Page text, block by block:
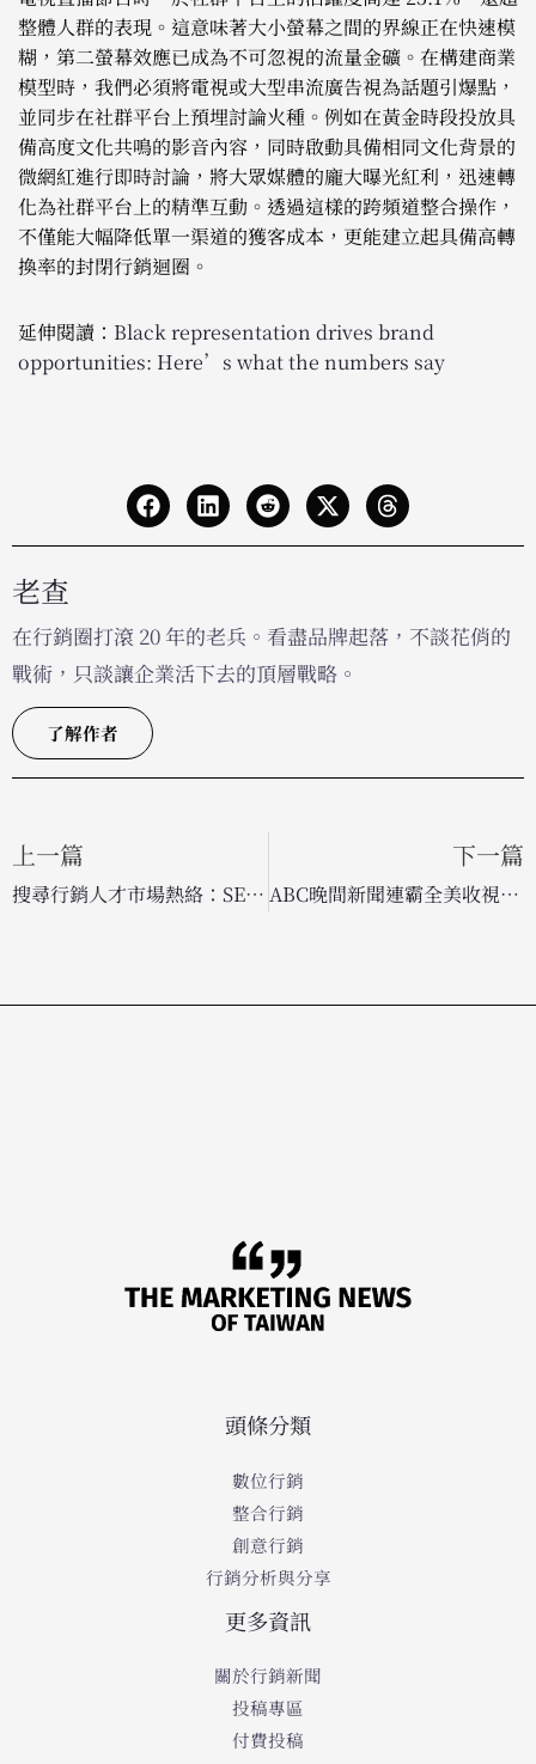
整體人群的表現。這意味著大小螢幕之間的界線正在快速模
糊，第二螢幕效應已成為不可忽視的流量金礦。在構建商業
模型時，我們必須將電視或大型串流廣告視為話題引爆點，
並同步在社群平台上預埋討論火種。例如在黃金時段投放具
備高度文化共鳴的影音內容，同時啟動具備相同文化背景的
微網紅進行即時討論，將大眾媒體的龐大曝光紅利，迅速轉
化為社群平台上的精準互動。透過這樣的跨頻道整合操作，
不僅能大幅降低單一渠道的獲客成本，更能建立起具備高轉
換率的封閉行銷迴圈。
延伸閱讀： Black representation drives brand
opportunities: Here’s what the numbers say
老查
在行銷圈打滾 20 年的老兵。看盡品牌起落，不談花俏的
戰術，只談讓企業活下去的頂層戰略。
了解作者
上一篇
搜尋行銷人才市場熱絡：SEO 與 PPC 最新全球職缺觀察
下一篇
ABC晚間新聞連霸全美收視冠軍，阿提米絲計畫深度報導成吸睛關鍵
頭條分類
數位行銷
整合行銷
創意行銷
行銷分析與分享
更多資訊
關於行銷新聞
投稿專區
付費投稿